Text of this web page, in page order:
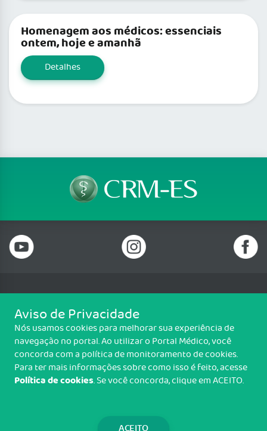
Homenagem aos médicos: essenciais
ontem, hoje e amanhã
Detalhes
Rua Professora Emilia Franklin Mululo, n. 228, Bento Ferreira, Vitória/ES -
CEP 29050-730
Horário de Funcionamento: Seg. à Sex., 10h às 19h(atendimento
exclusivamente por agendamento)
Copyright CRM-ES. Todos os direitos reservados.
Aviso de Privacidade
Nós usamos cookies para melhorar sua experiência de
navegação no portal. Ao utilizar o Portal Médico, você
concorda com a política de monitoramento de cookies.
Para ter mais informações sobre como isso é feito, acesse
Política de cookies. Se você concorda, clique em ACEITO.